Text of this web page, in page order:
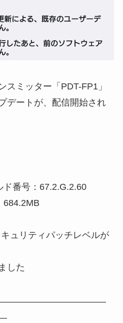
スミッター「PDT-FP1」
デートが、配信開始され
番号：67.2.G.2.60
684.2MB
ュリティパッチレベルが
した